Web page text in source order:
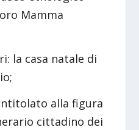
Mamma
la casa natale di
alla figura
cittadino dei